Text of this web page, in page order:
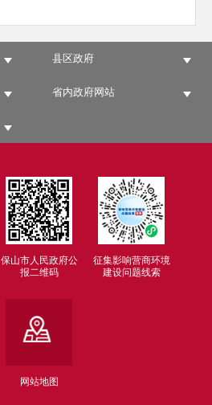
县区政府
省内政府网站
保山市人民政府公
报二维码
征集影响营商环境
建设问题线索
网站地图